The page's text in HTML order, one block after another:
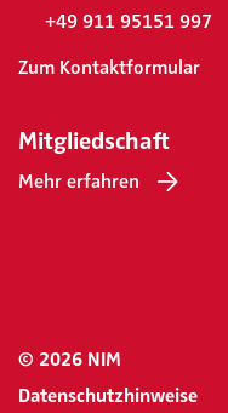
+49 911 95151 997
Zum Kontaktformular
Mitgliedschaft
Mehr erfahren
© 2026 NIM
Datenschutzhinweise